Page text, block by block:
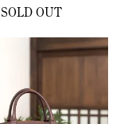
SOLD OUT